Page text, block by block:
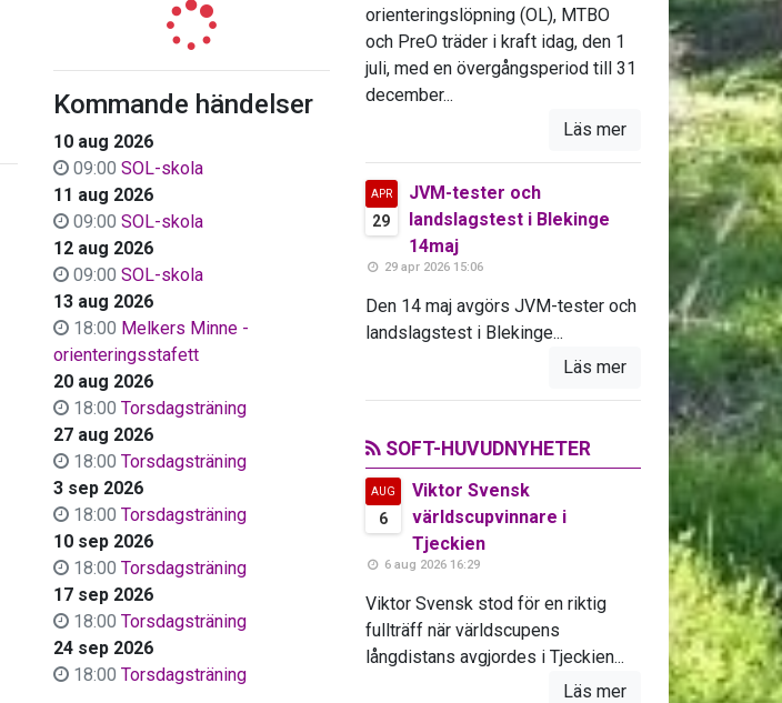
Kommande händelser
10 aug 2026
09:00 SOL-skola
11 aug 2026
09:00 SOL-skola
12 aug 2026
09:00 SOL-skola
13 aug 2026
18:00 Melkers Minne -
orienteringsstafett
20 aug 2026
18:00 Torsdagsträning
27 aug 2026
18:00 Torsdagsträning
3 sep 2026
18:00 Torsdagsträning
10 sep 2026
18:00 Torsdagsträning
17 sep 2026
18:00 Torsdagsträning
24 sep 2026
18:00 Torsdagsträning
orienteringslöpning (OL), MTBO
och PreO träder i kraft idag, den 1
juli, med en övergångsperiod till 31
december...
Läs mer
APR
29
JVM-tester och
landslagstest i Blekinge
14maj
29 apr 2026 15:06
Den 14 maj avgörs JVM-tester och
landslagstest i Blekinge...
Läs mer
SOFT-HUVUDNYHETER
AUG
6
Viktor Svensk
världscupvinnare i
Tjeckien
6 aug 2026 16:29
Viktor Svensk stod för en riktig
fullträff när världscupens
långdistans avgjordes i Tjeckien...
Läs mer